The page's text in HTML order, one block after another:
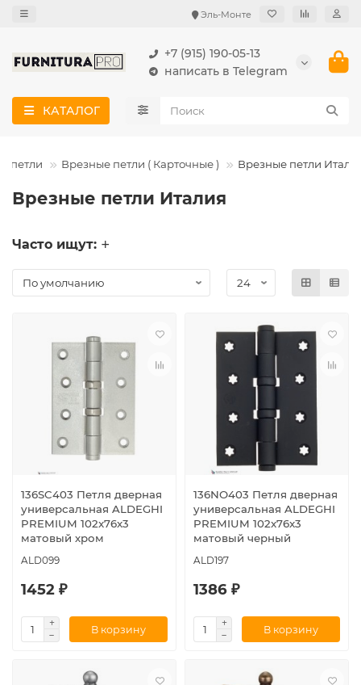
Эль-Монте
+7 (915) 190-05-13
написать в Telegram
КАТАЛОГ
петли Врезные петли ( Карточные ) Врезные петли
Врезные петли Италия
Часто ищут:
136SC403 Петля дверная
универсальная ALDEGHI
PREMIUM 102x76x3
матовый хром
ALD099
1452 ₽
В корзину
136NO403 Петля дверная
универсальная ALDEGHI
PREMIUM 102x76x3
матовый черный
ALD197
1386 ₽
В корзину